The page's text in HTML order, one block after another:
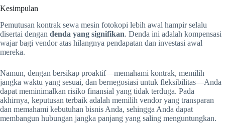
Kesimpulan
Pemutusan kontrak sewa mesin fotokopi lebih awal hampir selalu
disertai dengan denda yang signifikan. Denda ini adalah kompensasi
wajar bagi vendor atas hilangnya pendapatan dan investasi awal
mereka.
Namun, dengan bersikap proaktif—memahami kontrak, memilih
jangka waktu yang sesuai, dan bernegosiasi untuk fleksibilitas—Anda
dapat meminimalkan risiko finansial yang tidak terduga. Pada
akhirnya, keputusan terbaik adalah memilih vendor yang transparan
dan memahami kebutuhan bisnis Anda, sehingga Anda dapat
membangun hubungan jangka panjang yang saling menguntungkan.